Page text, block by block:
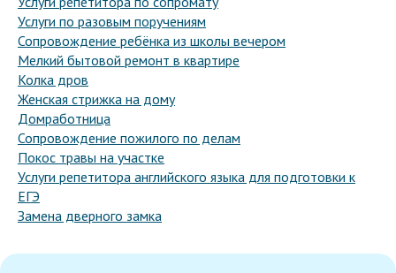
Услуги по разовым поручениям
Сопровождение ребёнка из школы вечером
Мелкий бытовой ремонт в квартире
Колка дров
Женская стрижка на дому
Домработница
Сопровождение пожилого по делам
Покос травы на участке
Услуги репетитора английского языка для подготовки к
ЕГЭ
Замена дверного замка